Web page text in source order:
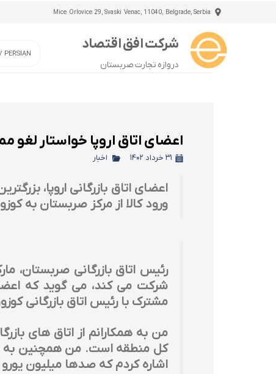
Mice Orlovice 29, Svaski Venac, 11040, Belgrade, Serbia
شرکت افق اقتصاد
دروازه تجارت صربستان
PERSIAN
اعضای اتاق اروپا خواستار
۳۱ خرداد ۱۴۰۲ اخبار
ورود کالا از مرکز صربستان به
رئیس اتاق بازرگانی صربستان،
شرکت می کند، می گوید که
مشترک با رئیس اتاق بازرگانی
من به همکارانم از اتاق های
کل منطقه است. من همچنین به
اشاره کردم که صدها میلیون